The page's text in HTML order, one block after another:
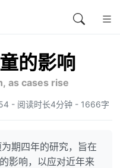
的影响
as cases rise
- 阅读时长4分钟 - 1666字
期四年的研究，旨在
影响，以应对近年来